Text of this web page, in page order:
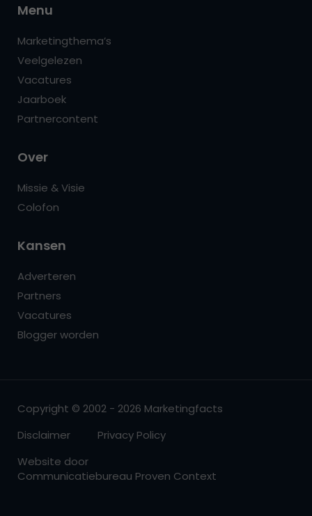
Menu
Marketingthema’s
Veelgelezen
Vacatures
Jaarboek
Partnercontent
Over
Missie & Visie
Colofon
Kansen
Adverteren
Partners
Vacatures
Blogger worden
Copyright © 2002 - 2026 Marketingfacts
Disclaimer
Privacy Policy
Website door
Communicatiebureau Proven Context